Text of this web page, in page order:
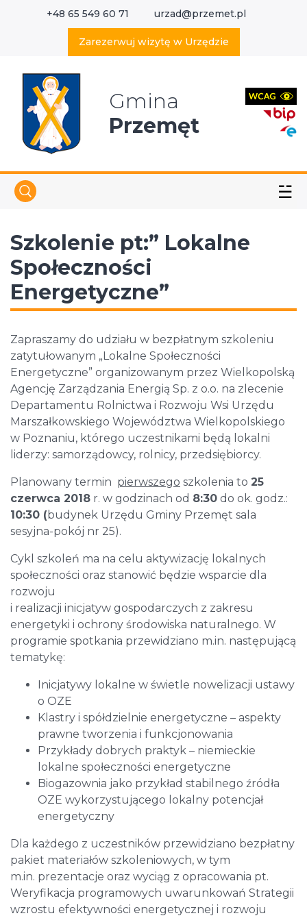
+48 65 549 60 71 urzad@przemet.pl
Zarezerwuj wizytę w Urzędzie
Gmina
Przemęt
☱
Szkolenie pt:” Lokalne
Społeczności
Energetyczne”
Zapraszamy do udziału w bezpłatnym szkoleniu
zatytułowanym „Lokalne Społeczności
Energetyczne” organizowanym przez Wielkopolską
Agencję Zarządzania Energią Sp. z o.o. na zlecenie
Departamentu Rolnictwa i Rozwoju Wsi Urzędu
Marszałkowskiego Województwa Wielkopolskiego
w Poznaniu, którego uczestnikami będą lokalni
liderzy: samorządowcy, rolnicy, przedsiębiorcy.
Planowany termin pierwszego szkolenia to 25
czerwca 2018 r. w godzinach od 8:30 do ok. godz.:
10:30 (budynek Urzędu Gminy Przemęt sala
sesyjna-pokój nr 25).
Cykl szkoleń ma na celu aktywizację lokalnych
społeczności oraz stanowić będzie wsparcie dla
rozwoju
i realizacji inicjatyw gospodarczych z zakresu
energetyki i ochrony środowiska naturalnego. W
programie spotkania przewidziano m.in. następującą
tematykę:
Inicjatywy lokalne w świetle nowelizacji ustawy
o OZE
Klastry i spółdzielnie energetyczne – aspekty
prawne tworzenia i funkcjonowania
Przykłady dobrych praktyk – niemieckie
lokalne społeczności energetyczne
Biogazownia jako przykład stabilnego źródła
OZE wykorzystującego lokalny potencjał
energetyczny
Dla każdego z uczestników przewidziano bezpłatny
pakiet materiałów szkoleniowych, w tym
m.in. prezentacje oraz wyciąg z opracowania pt.
Weryfikacja programowych uwarunkowań Strategii
wzrostu efektywności energetycznej i rozwoju
Wyszukaj w serwisie